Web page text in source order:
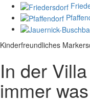
Kinderfreundliches
In der
immer